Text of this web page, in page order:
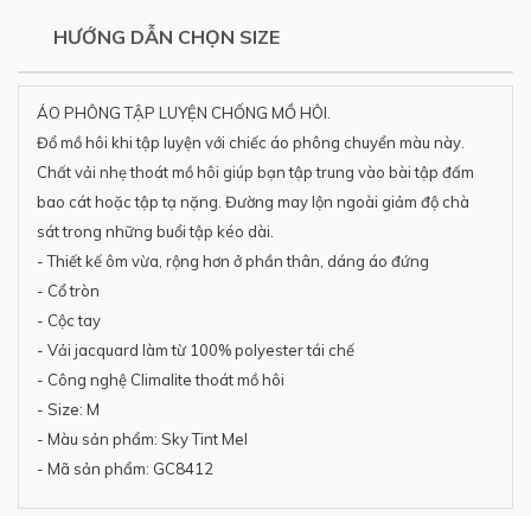
HƯỚNG DẪN CHỌN SIZE
ÁO PHÔNG TẬP LUYỆN CHỐNG MỒ HÔI.
Đổ mồ hôi khi tập luyện với chiếc áo phông chuyển màu này.
Chất vải nhẹ thoát mồ hôi giúp bạn tập trung vào bài tập đấm
bao cát hoặc tập tạ nặng. Đường may lộn ngoài giảm độ chà
sát trong những buổi tập kéo dài.
- Thiết kế ôm vừa, rộng hơn ở phần thân, dáng áo đứng
- Cổ tròn
- Cộc tay
- Vải jacquard làm từ 100% polyester tái chế
- Công nghệ Climalite thoát mồ hôi
- Size: M
- Màu sản phẩm: Sky Tint Mel
- Mã sản phẩm: GC8412